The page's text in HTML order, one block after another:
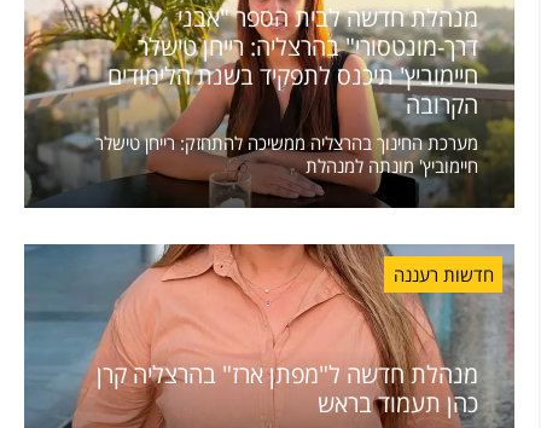
מנהלת חדשה לבית הספר "אבני
דרך-מונטסורי" בהרצליה: רייחן טישלר
חיימוביץ' תיכנס לתפקיד בשנת הלימודים
הקרובה
מערכת החינוך בהרצליה ממשיכה להתחזק: רייחן טישלר
חיימוביץ' מונתה למנהלת
חדשות רעננה
מנהלת חדשה ל"מפתן ארז" בהרצליה קרן
כהן תעמוד בראש